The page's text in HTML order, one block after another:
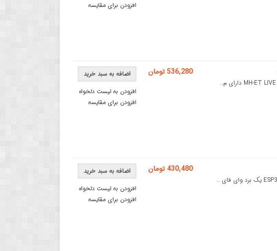
افزودن برای مقایسه
اضافه به سبد خرید
افزودن به لیست دلخواه
افزودن برای مقایسه
536,280 تومان
اضافه به سبد خرید
افزودن به لیست دلخواه
افزودن برای مقایسه
430,480 تومان